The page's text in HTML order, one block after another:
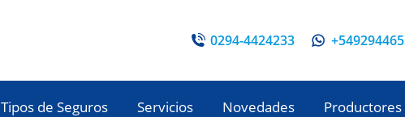
0294-4424233
Tipos de Seguros Servicios Novedades Productores